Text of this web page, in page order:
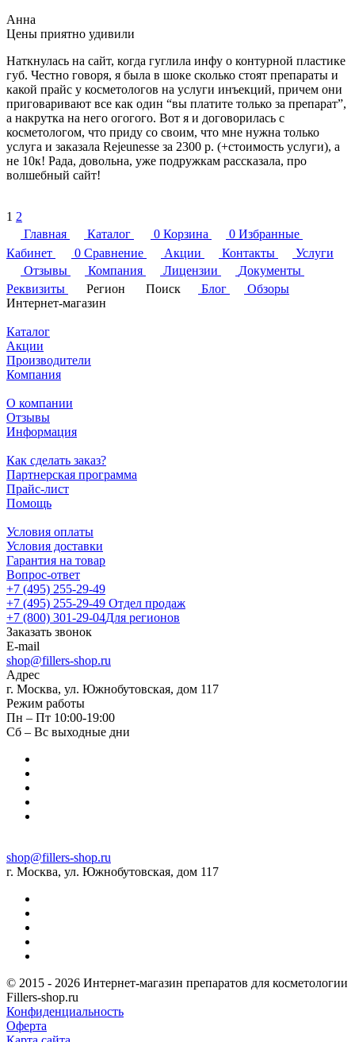
Анна
Цены приятно удивили
Наткнулась на сайт, когда гуглила инфу о контурной пластике
губ. Честно говоря, я была в шоке сколько стоят препараты и
какой прайс у косметологов на услуги инъекций, причем они
приговаривают все как один “вы платите только за препарат”,
а накрутка на него огогого. Вот я и договорилась с
косметологом, что приду со своим, что мне нужна только
услуга и заказала Rejeunesse за 2300 р. (+стоимость услуги), а
не 10к! Рада, довольна, уже подружкам рассказала, про
волшебный сайт!
1 2
Главная
Каталог 0 Корзина 0 Избранные
Кабинет
0 Сравнение Акции Контакты
Услуги
Отзывы
Компания Лицензии
Документы
Реквизиты
Регион Поиск Блог
Обзоры
Интернет-магазин
Каталог
Акции
Производители
Компания
О компании
Отзывы
Информация
Как сделать заказ?
Партнерская программа
Прайс-лист
Помощь
Условия оплаты
Условия доставки
Гарантия на товар
Вопрос-ответ
+7 (495) 255-29-49
+7 (495) 255-29-49 Отдел продаж
+7 (800) 301-29-04Для регионов
Заказать звонок
E-mail
shop@fillers-shop.ru
Адрес
г. Москва, ул. Южнобутовская, дом 117
Режим работы
Пн – Пт 10:00-19:00
Сб – Вс выходные дни
shop@fillers-shop.ru
г. Москва, ул. Южнобутовская, дом 117
© 2015 - 2026 Интернет-магазин препаратов для косметологии
Fillers-shop.ru
Конфиденциальность
Оферта